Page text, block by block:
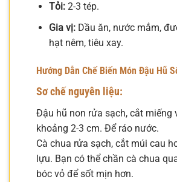
Tỏi:2-3 tép.
Gia vị:Dầu ăn, nước mắm,
hạt nêm, tiêu xay.
Hướng Dẫn Chế Biến Món Đậu Hũ
Sơ chế nguyên liệu:
Đậu hũ non rửa sạch, cắt miếng
khoảng 2-3 cm. Để ráo nước.
Cà chua rửa sạch, cắt múi cau
lựu. Bạn có thể chần cà chua
bóc vỏ để sốt mịn hơn.